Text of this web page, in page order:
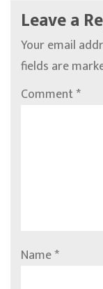
Leave a
Your email
fields are
Comment*
Name*